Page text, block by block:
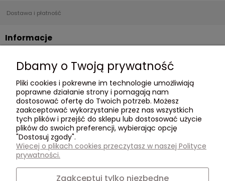
Dostawa i płatność
Informacje
Polityka Prywatności
O nas
O Nas
Opinie Trustmate
Kontakt
795 562 107
Dbamy o Twoją prywatność
Pliki cookies i pokrewne im technologie umożliwiają
poprawne działanie strony i pomagają nam
dostosować ofertę do Twoich potrzeb. Możesz
zaakceptować wykorzystanie przez nas wszystkich
tych plików i przejść do sklepu lub dostosować użycie
plików do swoich preferencji, wybierając opcję
"Dostosuj zgody".
Więcej o plikach cookies przeczytasz w naszej Polityce
prywatności.
Zaakceptuj tylko niezbędne